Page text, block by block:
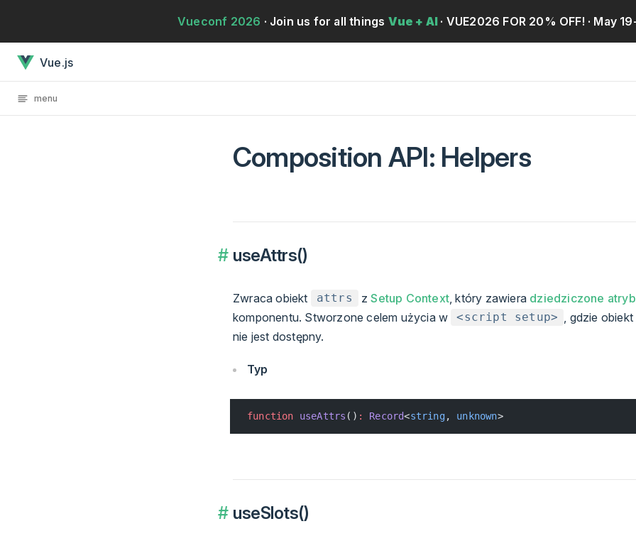
Przejdź bezpośrednio do treściVueconf 2026 · Join us for all things Vue + AI · VUE2026 FOR 20% OFF! · May
Vue.js
menu
Composition API: Helpers
useAttrs()
Zwraca obiekt attrs zSetup Context , który zawiera dziedziczone
komponentu. Stworzone celem użycia w
<script setup>
, gdzie
nie jest dostępny.
Typ
function useAttrs () : Record<string, unknown>
useSlots()